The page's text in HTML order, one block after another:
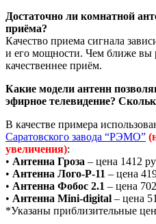
Достаточно ли комнатной
приёма?
Качество приема сигнала
и его мощности. Чем ближе вы
качественнее приём.
Какие модели антенн
эфирное телевидение?
В качестве примера
Саратовского завода “РЭМО”
увеличения):
• Антенна Гроза – цена 1412
• Антенна Лого-Р-11 – цена
• Антенна Фобос 2.1 – цена
• Антенна Mini-digital – цена
*Указаны приблизительные